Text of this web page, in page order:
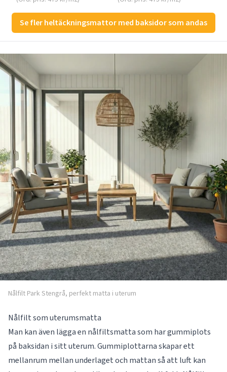
Se fler heltäckningsmattor med baksidor som andas
Nålfilt Park Stengrå, perfekt matta i uterum
Nålfilt som uterumsmatta
Man kan även lägga en nålfiltsmatta som har gummiplots
på baksidan i sitt uterum. Gummiplottarna skapar ett
mellanrum mellan underlaget och mattan så att luft kan